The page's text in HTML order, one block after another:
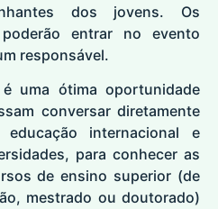
dos jovens. Os
entrar no evento
responsável.
uma ótima oportunidade
conversar diretamente
internacional e
para conhecer as
de ensino superior (de
mestrado ou doutorado)